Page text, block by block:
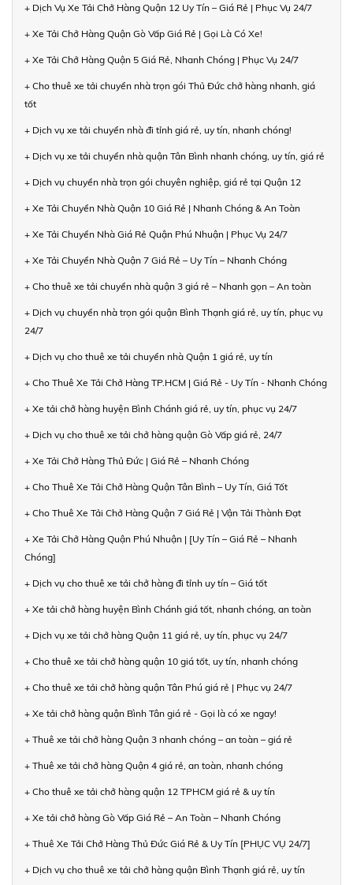
+ Dịch Vụ Xe Tải Chở Hàng Quận 12 Uy Tín – Giá Rẻ | Phục Vụ 24/7
+ Xe Tải Chở Hàng Quận Gò Vấp Giá Rẻ | Gọi Là Có Xe!
+ Xe Tải Chở Hàng Quận 5 Giá Rẻ, Nhanh Chóng | Phục Vụ 24/7
+ Cho thuê xe tải chuyển nhà trọn gói Thủ Đức chở hàng nhanh, giá
tốt
+ Dịch vụ xe tải chuyển nhà đi tỉnh giá rẻ, uy tín, nhanh chóng!
+ Dịch vụ xe tải chuyển nhà quận Tân Bình nhanh chóng, uy tín, giá rẻ
+ Dịch vụ chuyển nhà trọn gói chuyên nghiệp, giá rẻ tại Quận 12
+ Xe Tải Chuyển Nhà Quận 10 Giá Rẻ | Nhanh Chóng & An Toàn
+ Xe Tải Chuyển Nhà Giá Rẻ Quận Phú Nhuận | Phục Vụ 24/7
+ Xe Tải Chuyển Nhà Quận 7 Giá Rẻ – Uy Tín – Nhanh Chóng
+ Cho thuê xe tải chuyển nhà quận 3 giá rẻ – Nhanh gọn – An toàn
+ Dịch vụ chuyển nhà trọn gói quận Bình Thạnh giá rẻ, uy tín, phục vụ
24/7
+ Dịch vụ cho thuê xe tải chuyển nhà Quận 1 giá rẻ, uy tín
+ Cho Thuê Xe Tải Chở Hàng TP.HCM | Giá Rẻ - Uy Tín - Nhanh Chóng
+ Xe tải chở hàng huyện Bình Chánh giá rẻ, uy tín, phục vụ 24/7
+ Dịch vụ cho thuê xe tải chở hàng quận Gò Vấp giá rẻ, 24/7
+ Xe Tải Chở Hàng Thủ Đức | Giá Rẻ – Nhanh Chóng
+ Cho Thuê Xe Tải Chở Hàng Quận Tân Bình – Uy Tín, Giá Tốt
+ Cho Thuê Xe Tải Chở Hàng Quận 7 Giá Rẻ | Vận Tải Thành Đạt
+ Xe Tải Chở Hàng Quận Phú Nhuận | [Uy Tín – Giá Rẻ – Nhanh
Chóng]
+ Dịch vụ cho thuê xe tải chở hàng đi tỉnh uy tín – Giá tốt
+ Xe tải chở hàng huyện Bình Chánh giá tốt, nhanh chóng, an toàn
+ Dịch vụ xe tải chở hàng Quận 11 giá rẻ, uy tín, phục vụ 24/7
+ Cho thuê xe tải chở hàng quận 10 giá tốt, uy tín, nhanh chóng
+ Cho thuê xe tải chở hàng quận Tân Phú giá rẻ | Phục vụ 24/7
+ Xe tải chở hàng quận Bình Tân giá rẻ - Gọi là có xe ngay!
+ Thuê xe tải chở hàng Quận 3 nhanh chóng – an toàn – giá rẻ
+ Thuê xe tải chở hàng Quận 4 giá rẻ, an toàn, nhanh chóng
+ Cho thuê xe tải chở hàng quận 12 TPHCM giá rẻ & uy tín
+ Xe tải chở hàng Gò Vấp Giá Rẻ – An Toàn – Nhanh Chóng
+ Thuê Xe Tải Chở Hàng Thủ Đức Giá Rẻ & Uy Tín [PHỤC VỤ 24/7]
+ Dịch vụ cho thuê xe tải chở hàng quận Bình Thạnh giá rẻ, uy tín